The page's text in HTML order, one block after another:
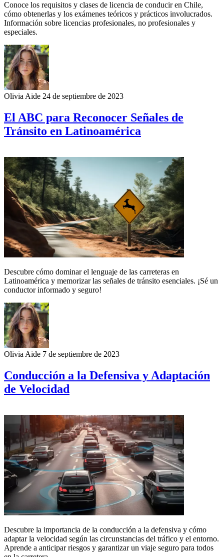
Conoce los requisitos y clases de licencia de conducir en Chile,
cómo obtenerlas y los exámenes teóricos y prácticos involucrados.
Información sobre licencias profesionales, no profesionales y
especiales.
Olivia Aide 24 de septiembre de 2023
El ABC para Reconocer Señales de
Tránsito en Latinoamérica
Descubre cómo dominar el lenguaje de las carreteras en
Latinoamérica y memorizar las señales de tránsito esenciales. ¡Sé un
conductor informado y seguro!
Olivia Aide 7 de septiembre de 2023
Conducción a la Defensiva y Adaptación
de Velocidad
Descubre la importancia de la conducción a la defensiva y cómo
adaptar la velocidad según las circunstancias del tráfico y el entorno.
Aprende a anticipar riesgos y garantizar un viaje seguro para todos